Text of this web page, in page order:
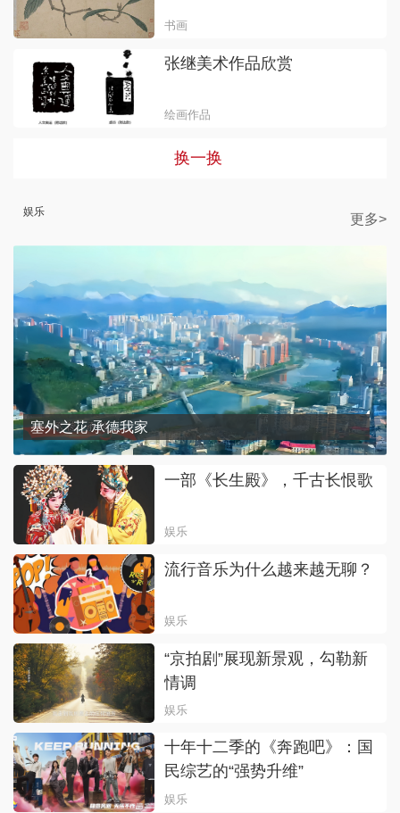
书画
张继美术作品欣赏
绘画作品
换一换
娱乐 更多>
塞外之花 承德我家
一部《长生殿》，千古长恨歌
娱乐
流行音乐为什么越来越无聊？
娱乐
“京拍剧”展现新景观，勾勒新
情调
娱乐
十年十二季的《奔跑吧》：国
民综艺的“强势升维”
娱乐